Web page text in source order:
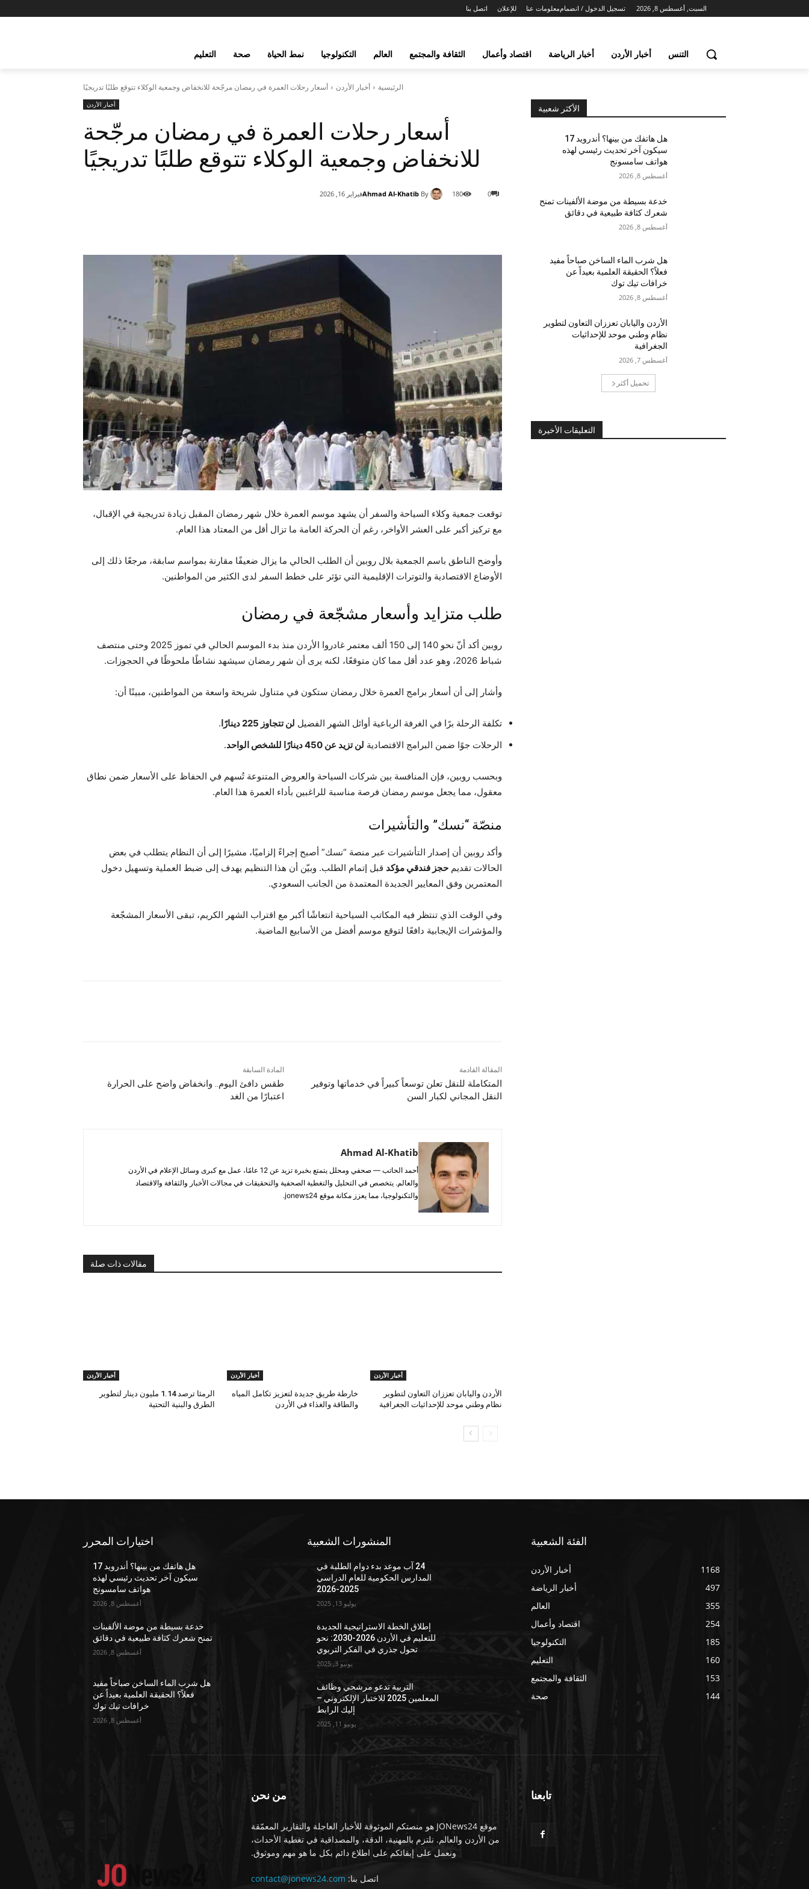
السبت, أغسطس 8, 2026 تسجيل الدخول / انضمام اتصل بنا للإعلان معلومات عنا
التنس أخبار الأردن أخبار الرياضة اقتصاد وأعمال الثقافة والمجتمع العالم التكنولوجيا نمط الحياة صحة التعليم
الرئيسية أخبار الأردن أسعار رحلات العمرة في رمضان مرجّحة للانخفاض وجمعية الوكلاء تتوقع طلبًا تدريجيًا
أخبار الأردن
أسعار رحلات العمرة في رمضان مرجّحة
للانخفاض وجمعية الوكلاء تتوقع طلبًا تدريجيًا
By
Ahmad Al-Khatibفبراير 16, 2026 0
180
توقعت جمعية وكلاء السياحة والسفر أن يشهد موسم العمرة خلال شهر رمضان المقبل زيادة تدريجية في الإقبال،
مع تركيز أكبر على العشر الأواخر، رغم أن الحركة العامة ما تزال أقل من المعتاد هذا العام.
وأوضح الناطق باسم الجمعية بلال روبين أن الطلب الحالي ما يزال ضعيفًا مقارنة بمواسم سابقة، مرجعًا ذلك إلى
الأوضاع الاقتصادية والتوترات الإقليمية التي تؤثر على خطط السفر لدى الكثير من المواطنين.
طلب متزايد وأسعار مشجّعة في رمضان
روبين أكد أنّ نحو 140 إلى 150 ألف معتمر غادروا الأردن منذ بدء الموسم الحالي في تموز 2025 وحتى منتصف
شباط 2026، وهو عدد أقل مما كان متوقعًا، لكنه يرى أن شهر رمضان سيشهد نشاطًا ملحوظًا في الحجوزات.
وأشار إلى أن أسعار برامج العمرة خلال رمضان ستكون في متناول شريحة واسعة من المواطنين، مبينًا أن:
تكلفة الرحلة برًا في الغرفة الرباعية أوائل الشهر الفضيل لن تتجاوز 225 دينارًا
.
الرحلات جوًا ضمن البرامج الاقتصادية لن تزيد عن 450 دينارًا للشخص الواحد .
وبحسب روبين، فإن المنافسة بين شركات السياحة والعروض المتنوعة تُسهم في الحفاظ على الأسعار ضمن نطاق
معقول، مما يجعل موسم رمضان فرصة مناسبة للراغبين بأداء العمرة هذا العام.
منصّة “نسك” والتأشيرات
وأكد روبين أن إصدار التأشيرات عبر منصة “نسك” أصبح إجراءً إلزاميًا، مشيرًا إلى أن النظام يتطلب في بعض
الحالات تقديم حجز فندقي مؤكد قبل إتمام الطلب. وبيّن أن هذا التنظيم يهدف إلى ضبط العملية وتسهيل دخول
المعتمرين وفق المعايير الجديدة المعتمدة من الجانب السعودي.
وفي الوقت الذي تنتظر فيه المكاتب السياحية انتعاشًا أكبر مع اقتراب الشهر الكريم، تبقى الأسعار المشجّعة
والمؤشرات الإيجابية دافعًا لتوقع موسم أفضل من الأسابيع الماضية.
المادة السابقة
طقس دافئ اليوم.. وانخفاض واضح على الحرارة
اعتبارًا من الغد
المقالة القادمة
المتكاملة للنقل تعلن توسعاً كبيراً في خدماتها وتوفير
النقل المجاني لكبار السن
Ahmad Al-Khatib
أحمد الحاتب — صحفي ومحلل يتمتع بخبرة تزيد عن 12 عامًا، عمل مع كبرى وسائل الإعلام في الأردن
والعالم. يتخصص في التحليل والتغطية الصحفية والتحقيقات في مجالات الأخبار والثقافة والاقتصاد
والتكنولوجيا، مما يعزز مكانة موقع jonews24.
مقالات ذات صلة
أخبار الأردن
الأردن واليابان تعززان التعاون لتطوير
نظام وطني موحد للإحداثيات الجغرافية
أخبار الأردن
خارطة طريق جديدة لتعزيز تكامل المياه
والطاقة والغذاء في الأردن
أخبار الأردن
الرمثا ترصد 1.14 مليون دينار لتطوير
الطرق والبنية التحتية
الأكثر شعبية
هل هاتفك من بينها؟ أندرويد 17
سيكون آخر تحديث رئيسي لهذه
هواتف سامسونج
أغسطس 8, 2026
خدعة بسيطة من موضة الألفينات تمنح
شعرك كثافة طبيعية في دقائق
أغسطس 8, 2026
هل شرب الماء الساخن صباحاً مفيد
فعلاً؟ الحقيقة العلمية بعيداً عن
خرافات تيك توك
أغسطس 8, 2026
الأردن واليابان تعززان التعاون لتطوير
نظام وطني موحد للإحداثيات
الجغرافية
أغسطس 7, 2026
تحميل أكثر
التعليقات الأخيرة
اختيارات المحرر
هل هاتفك من بينها؟ أندرويد 17
سيكون آخر تحديث رئيسي لهذه
هواتف سامسونج
أغسطس 8, 2026
خدعة بسيطة من موضة الألفينات
تمنح شعرك كثافة طبيعية في دقائق
أغسطس 8, 2026
هل شرب الماء الساخن صباحاً مفيد
فعلاً؟ الحقيقة العلمية بعيداً عن
خرافات تيك توك
أغسطس 8, 2026
المنشورات الشعبية
24 آب موعد بدء دوام الطلبة في
المدارس الحكومية للعام الدراسي
2025-2026
يوليو 13, 2025
إطلاق الخطة الاستراتيجية الجديدة
للتعليم في الأردن 2026-2030: نحو
تحول جذري في الفكر التربوي
يونيو 3, 2025
التربية تدعو مرشحي وظائف
المعلمين 2025 للاختبار الإلكتروني –
إليك الرابط
يونيو 11, 2025
الفئة الشعبية
أخبار الأردن
1168
أخبار الرياضة
497
العالم
355
اقتصاد وأعمال
254
التكنولوجيا
185
التعليم
160
الثقافة والمجتمع
153
صحة
144
من نحن
موقع JONews24 هو منصتكم الموثوقة للأخبار العاجلة والتقارير المعمّقة
من الأردن والعالم. نلتزم بالمهنية، الدقة، والمصداقية في تغطية الأحداث،
ونعمل على إبقائكم على اطلاع دائم بكل ما هو مهم وموثوق.
اتصل بنا: contact@jonews24.com
تابعنا